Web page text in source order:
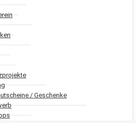
/ Geschenke